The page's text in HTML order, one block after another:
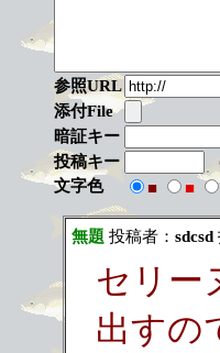
参照URL
添付File
暗証キー
投稿キー
文字色
■ ■
無題 投稿者： sdcsd
セリー
出すの